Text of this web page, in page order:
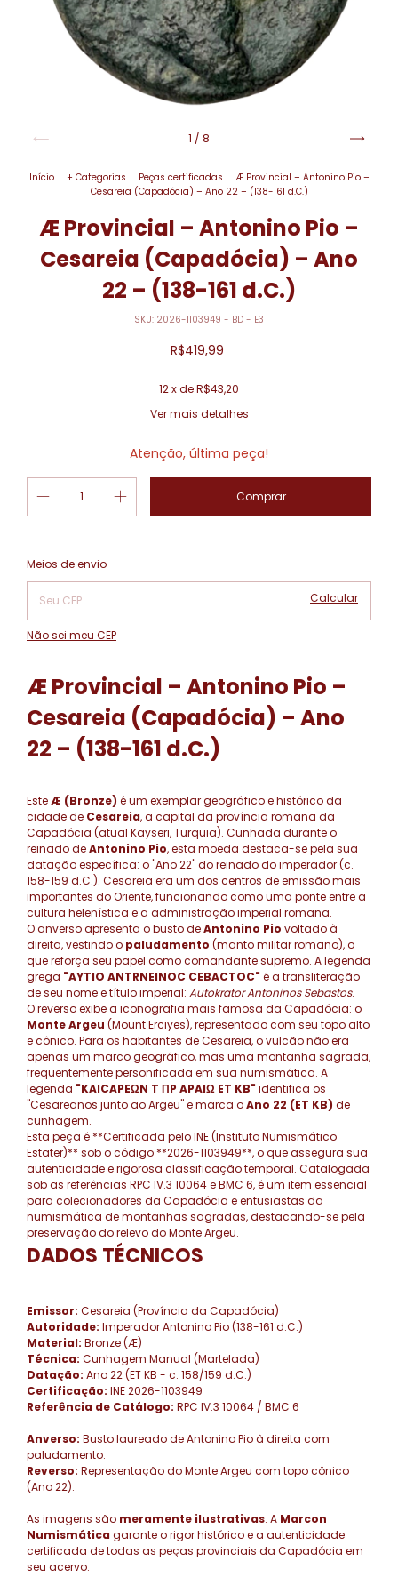
1 / 8
Início . + Categorias . Peças certificadas . Æ Provincial – Antonino Pio –
Cesareia (Capadócia) – Ano 22 – (138-161 d.C.)
Æ Provincial – Antonino Pio –
Cesareia (Capadócia) – Ano
22 – (138-161 d.C.)
SKU: 2026-1103949 - BD - E3
R$419,99
12x deR$43,20
Ver mais detalhes
Atenção, última peça!
Entregas para o CEP:
Meios de envio
Calcular
Não sei meu CEP
Æ Provincial – Antonino Pio –
Cesareia (Capadócia) – Ano
22 – (138-161 d.C.)
EsteÆ (Bronze) é um exemplar geográfico e histórico da
cidade de Cesareia, a capital da província romana da
Capadócia (atual Kayseri, Turquia). Cunhada durante o
reinado deAntonino Pio, esta moeda destaca-se pela sua
datação específica: o "Ano 22" do reinado do imperador (c.
158-159 d.C.). Cesareia era um dos centros de emissão mais
importantes do Oriente, funcionando como uma ponte entre a
cultura helenística e a administração imperial romana.
O anverso apresenta o busto deAntonino Pio voltado à
direita, vestindo o paludamento (manto militar romano), o
que reforça seu papel como comandante supremo. A legenda
grega "AYTIO ANTRNEINOC CEBACTOC" é a transliteração
de seu nome e título imperial: Autokrator Antoninos Sebastos.
O reverso exibe a iconografia mais famosa da Capadócia: o
Monte Argeu (Mount Erciyes), representado com seu topo alto
e cônico. Para os habitantes de Cesareia, o vulcão não era
apenas um marco geográfico, mas uma montanha sagrada,
frequentemente personificada em sua numismática. A
legenda "KAICAPEΩN T ΠP APAIΩ ET KB" identifica os
"Cesareanos junto ao Argeu" e marca oAno 22 (ET KB) de
cunhagem.
Esta peça é **Certificada pelo INE (Instituto Numismático
Estater)** sob o código **2026-1103949**, o que assegura sua
autenticidade e rigorosa classificação temporal. Catalogada
sob as referências RPC IV.3 10064 e BMC 6, é um item essencial
para colecionadores da Capadócia e entusiastas da
numismática de montanhas sagradas, destacando-se pela
preservação do relevo do Monte Argeu.
DADOS TÉCNICOS
Emissor: Cesareia (Província da Capadócia)
Autoridade: Imperador Antonino Pio (138-161 d.C.)
Material: Bronze (Æ)
Técnica: Cunhagem Manual (Martelada)
Datação: Ano 22 (ET KB - c. 158/159 d.C.)
Certificação: INE 2026-1103949
Referência de Catálogo: RPC IV.3 10064 / BMC 6
Anverso: Busto laureado de Antonino Pio à direita com
paludamento.
Reverso: Representação do Monte Argeu com topo cônico
(Ano 22).
As imagens são meramente ilustrativas. A Marcon
Numismática garante o rigor histórico e a autenticidade
certificada de todas as peças provinciais da Capadócia em
seu acervo.